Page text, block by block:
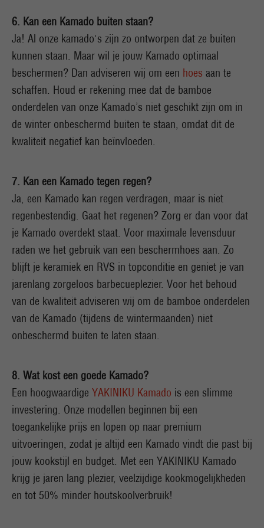
6. Kan een Kamado buiten staan?
Ja! Al onze kamado's zijn zo ontworpen dat ze buiten
kunnen staan. Maar wil je jouw Kamado optimaal
beschermen? Dan adviseren wij om een hoes aan te
schaffen. Houd er rekening mee dat de bamboe
onderdelen van onze Kamado’s niet geschikt zijn om in
de winter onbeschermd buiten te staan, omdat dit de
kwaliteit negatief kan beïnvloeden.
7. Kan een Kamado tegen regen?
Ja, een Kamado kan regen verdragen, maar is niet
regenbestendig. Gaat het regenen? Zorg er dan voor dat
je Kamado overdekt staat. Voor maximale levensduur
raden we het gebruik van een beschermhoes aan. Zo
blijft je keramiek en RVS in topconditie en geniet je van
jarenlang zorgeloos barbecueplezier. Voor het behoud
van de kwaliteit adviseren wij om de bamboe onderdelen
van de Kamado (tijdens de wintermaanden) niet
onbeschermd buiten te laten staan.
8. Wat kost een goede Kamado?
Een hoogwaardige YAKINIKU Kamado is een slimme
investering. Onze modellen beginnen bij een
toegankelijke prijs en lopen op naar premium
uitvoeringen, zodat je altijd een Kamado vindt die past bij
jouw kookstijl en budget. Met een YAKINIKU Kamado
krijg je jaren lang plezier, veelzijdige kookmogelijkheden
en tot 50% minder houtskoolverbruik!